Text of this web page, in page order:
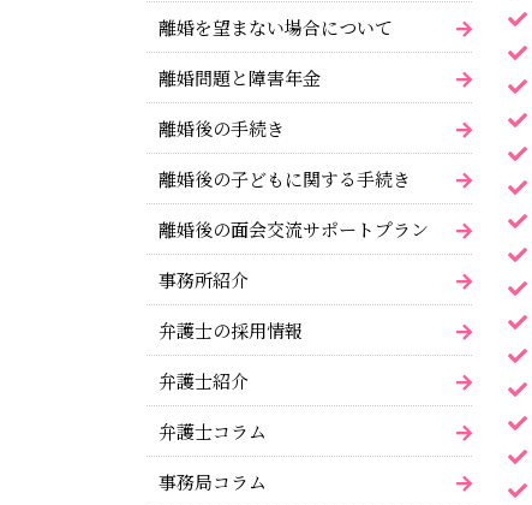
離婚を望まない場合について
離婚問題と障害年金
離婚後の手続き
離婚後の子どもに関する手続き
離婚後の面会交流サポートプラン
事務所紹介
弁護士の採用情報
弁護士紹介
弁護士コラム
事務局コラム